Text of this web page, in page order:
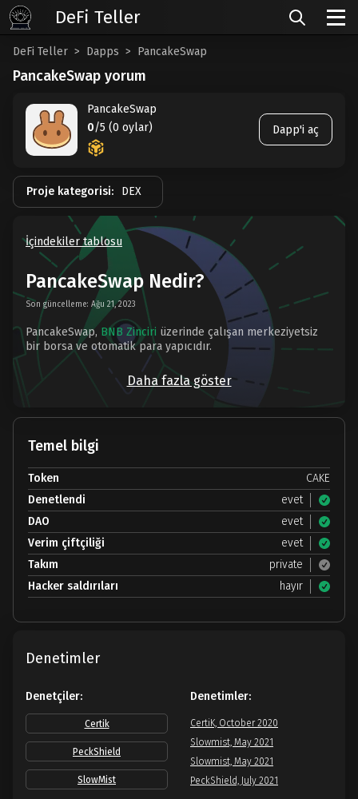
DeFi Teller Dapps PancakeSwap
PancakeSwap yorum
PancakeSwap
0/5 (0 oylar) Dapp'i aç
Proje kategorisi: DEX
İçindekiler tablosu
PancakeSwap Nedir?
Son güncelleme: Ağu 21, 2023
PancakeSwap, BNB Zinciri üzerinde çalışan merkeziyetsiz
bir borsa ve otomatik para yapıcıdır.
Daha fazla göster
Temel bilgi
Token
CAKE
Denetlendi
evet
DAO
evet
Verim çiftçiliği
evet
Takım
private
Hacker saldırıları
hayır
Denetimler
Denetçiler:
Certik
PeckShield
SlowMist
Denetimler:
CertiK, October 2020
Slowmist, May 2021
Slowmist, May 2021
PeckShield, July 2021
DeFi Teller